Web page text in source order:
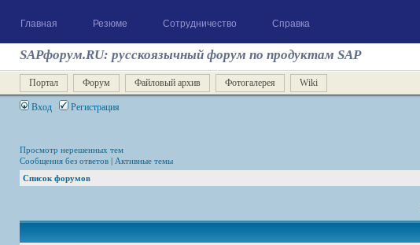
Главная Резюме Сотрудничество Справка
SAPфорум.RU: русскоязычный форум по продуктам SAP
Портал Форум Файловый архив Фотогалерея Wiki
Вход Регистрация
Просмотр нерешенных тем
Сообщения без ответов | Активные темы
Список форумов